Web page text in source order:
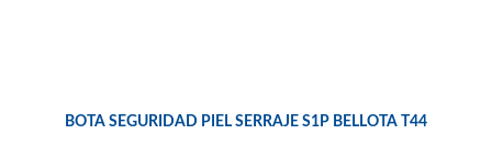
BOTA SEGURIDAD PIEL SERRAJE S1P BELLOTA T44